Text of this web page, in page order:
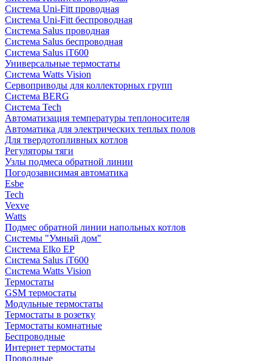
Система Uni-Fitt проводная
Система Uni-Fitt беспроводная
Система Salus проводная
Система Salus беспроводная
Система Salus iT600
Универсальные термостаты
Система Watts Vision
Сервоприводы для коллекторных групп
Система BERG
Система Tech
Автоматизация температуры теплоносителя
Автоматика для электрических теплых полов
Для твердотопливных котлов
Регуляторы тяги
Узлы подмеса обратной линии
Погодозависимая автоматика
Esbe
Tech
Vexve
Watts
Подмес обратной линии напольных котлов
Системы "Умный дом"
Система Elko EP
Система Salus iT600
Система Watts Vision
Термостаты
GSM термостаты
Модульные термостаты
Термостаты в розетку
Термостаты комнатные
Беспроводные
Интернет термостаты
Проводные